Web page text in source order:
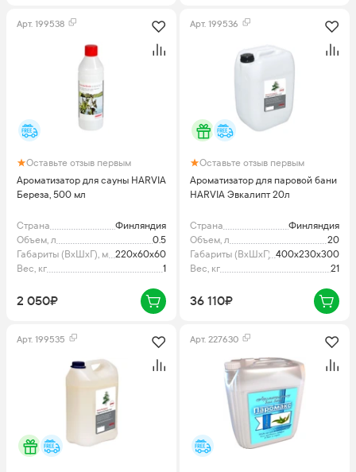
Арт. 199538
Оставьте отзыв первым
Ароматизатор для сауны HARVIA
Береза, 500 мл
Страна
Финляндия
Объем, л
0.5
Габариты (ВхШхГ), мм 220х60х60
Вес, кг
1
2 050₽
Арт. 199536
Оставьте отзыв первым
Ароматизатор для паровой бани
HARVIA Эвкалипт 20л
Страна
Финляндия
Объем, л
20
Габариты (ВхШхГ), мм400х230х300
Вес, кг
21
36 110₽
Арт. 199535 Арт. 227630